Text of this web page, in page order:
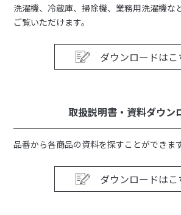
洗濯機、冷蔵庫、掃除機、業務用洗濯機な
ご覧いただけます。
ダウンロードはこ
取扱説明書・資料ダウン
品番から各商品の資料を探すことができます
ダウンロードはこ